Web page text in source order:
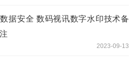
据安全 数码视讯数字水印技术备
2023-09-13